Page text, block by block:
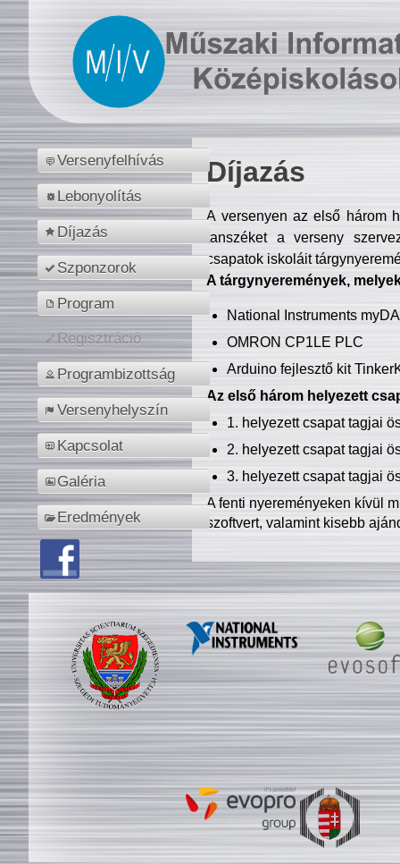
Versenyfelhívás
Lebonyolítás
Díjazás
Szponzorok
Program
Regisztráció
Programbizottság
Versenyhelyszín
Kapcsolat
Galéria
Eredmények
Díjazás
A versenyen az első három
tanszéket a verseny
csapatok iskoláit
A tárgynyeremények,
National Instruments
OMRON CP1LE PLC
Arduino fejlesztő kit
Az első három helyezett
1. helyezett csapat tagjai
2. helyezett csapat tagjai
3. helyezett csapat tagjai
A fenti nyereményeken kívül
szoftvert, valamint kisebb